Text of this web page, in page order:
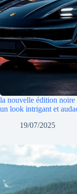
la nouvelle édition noire
un look intrigant et
19/07/2025